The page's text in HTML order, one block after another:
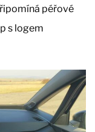
péřové
s logem